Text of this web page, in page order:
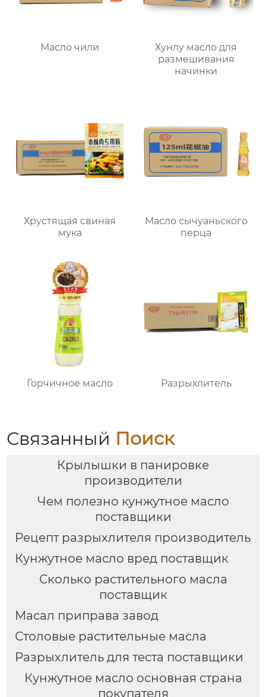
Масло чили
Хунлу масло для
размешивания
начинки
Хрустящая свиная
мука
Масло сычуаньского
перца
Горчичное масло Разрыхлитель
Связанный Поиск
Крылышки в панировке
производители
Чем полезно кунжутное масло
поставщики
Рецепт разрыхлителя производитель
Кунжутное масло вред поставщик
Сколько растительного масла
поставщик
Масал приправа завод
Столовые растительные масла
Разрыхлитель для теста поставщики
Кунжутное масло основная страна
покупателя